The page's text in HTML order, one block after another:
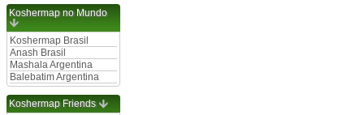
Koshermap no Mundo
Koshermap Brasil
Anash Brasil
Mashala Argentina
Balebatim Argentina
Koshermap Friends